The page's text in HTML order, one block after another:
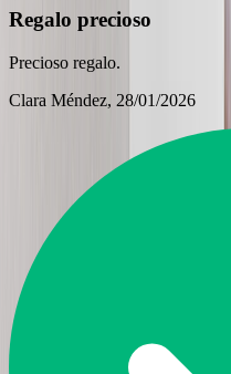
Regalo precioso
Precioso regalo.
Clara Méndez, 28/01/2026